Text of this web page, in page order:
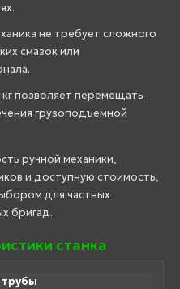
не требует сложного
смазок или
кг позволяет перемещать
грузоподъемной
ручной механики,
и доступную стоимость,
для частных
бригад.
станка